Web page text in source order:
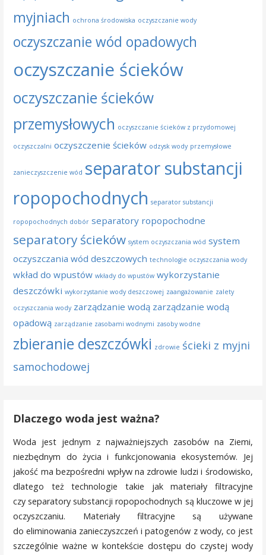
myjniach ochrona środowiska oczyszczanie wody
oczyszczanie wód opadowych
oczyszczanie ścieków
oczyszczanie ścieków
przemysłowych oczyszczanie ścieków z przydomowej
oczyszczalni oczyszczenie ścieków odzysk wody przemysłowe
zanieczyszczenie wód separator substancji
ropopochodnych separator substancji
ropopochodnych dobór separatory ropopochodne
separatory ścieków system oczyszczania wód system
oczyszczania wód deszczowych technologie oczyszczania wody
wkład do wpustów wkłady do wpustów wykorzystanie
deszczówki wykorzystanie wody deszczowej zaangażowanie zalety
oczyszczania wody zarządzanie wodą zarządzanie wodą
opadową zarządzanie zasobami wodnymi zasoby wodne
zbieranie deszczówki zdrowie ścieki z myjni
samochodowej
Dlaczego woda jest ważna?
Woda jest jednym z najważniejszych zasobów na Ziemi,
niezbędnym do życia i funkcjonowania ekosystemów. Jej
jakość ma bezpośredni wpływ na zdrowie ludzi i środowisko,
dlatego też technologie takie jak materiały filtracyjne
czy separatory substancji ropopochodnych są kluczowe w jej
oczyszczaniu. Materiały filtracyjne są używane
do eliminowania zanieczyszczeń i patogenów z wody, co jest
szczególnie ważne w kontekście dostępu do czystej wody